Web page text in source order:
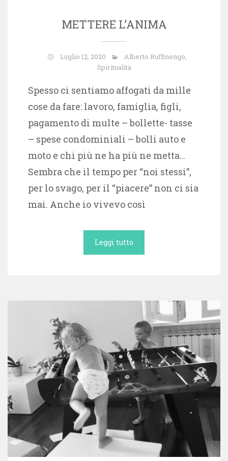
METTERE L’ANIMA
Luglio 12, 2020 Alberto Ruffinengo,
Spiritualità
Spesso ci sentiamo affogati da mille
cose da fare: lavoro, famiglia, figli,
pagamento di multe – bollette- tasse
– spese condominiali – bolli auto e
moto e chi più ne ha più ne metta…
Sembra che il tempo per “noi stessi”,
per lo svago, per il “piacere” non ci sia
mai. Anche io vivevo così
Leggi tutto